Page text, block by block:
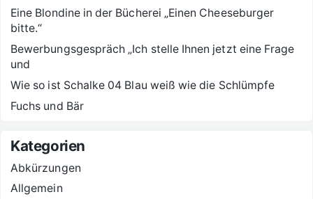
Eine Blondine in der Bücherei „Einen Cheeseburger
bitte.“
Bewerbungsgespräch „Ich stelle Ihnen jetzt eine Frage
und
Wie so ist Schalke 04 Blau weiß wie die Schlümpfe
Fuchs und Bär
Kategorien
Abkürzungen
Allgemein